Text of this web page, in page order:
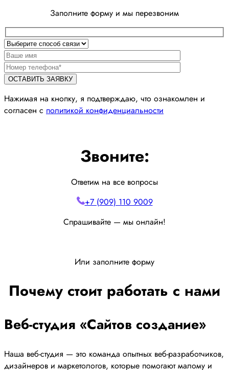
Заполните форму и мы перезвоним
Нажимая на кнопку, я подтверждаю, что ознакомлен и
согласен с политикой конфиденциальности
Звоните:
Ответим на все вопросы
+7 (909) 110 9009
Спрашивайте — мы онлайн!
Или заполните форму
Почему стоит работать с нами
Веб-студия «Сайтов создание»
Наша веб-студия — это команда опытных веб-разработчиков,
дизайнеров и маркетологов, которые помогают малому и